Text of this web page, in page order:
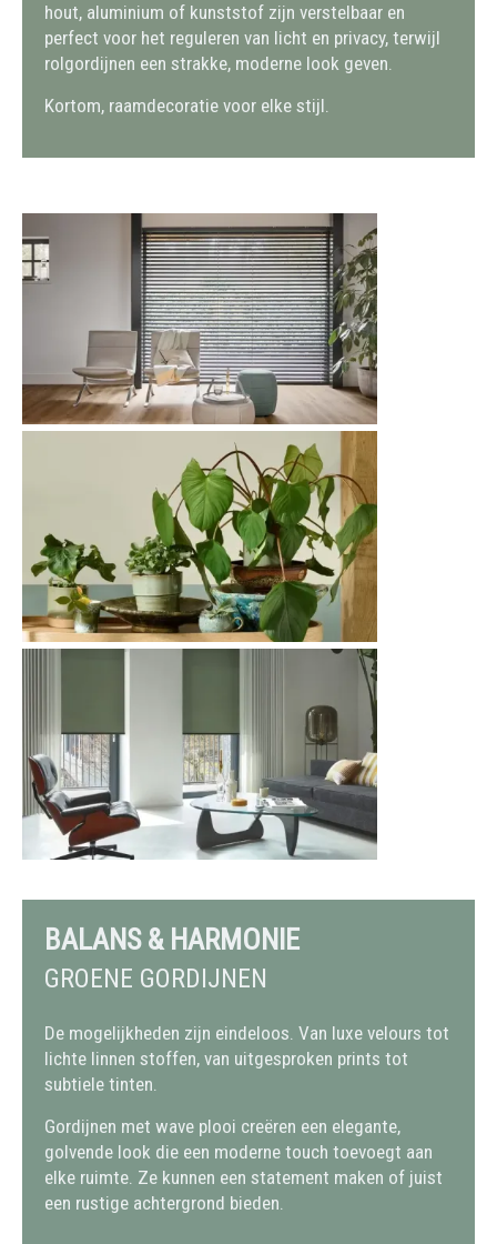
hout, aluminium of kunststof zijn verstelbaar en
perfect voor het reguleren van licht en privacy, terwijl
rolgordijnen een strakke, moderne look geven.
Kortom, raamdecoratie voor elke stijl.
BALANS & HARMONIE
GROENE GORDIJNEN
De mogelijkheden zijn eindeloos. Van luxe velours tot
lichte linnen stoffen, van uitgesproken prints tot
subtiele tinten.
Gordijnen met wave plooi creëren een elegante,
golvende look die een moderne touch toevoegt aan
elke ruimte. Ze kunnen een statement maken of juist
een rustige achtergrond bieden.